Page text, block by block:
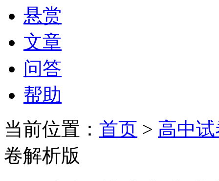
悬赏
文章
问答
帮助
当前位置： 首页 > 高中
卷解析版